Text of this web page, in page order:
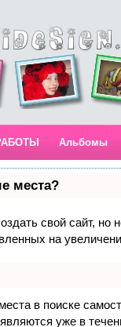
Альбомы
места?
свой сайт, но
на
в поиске
уже в